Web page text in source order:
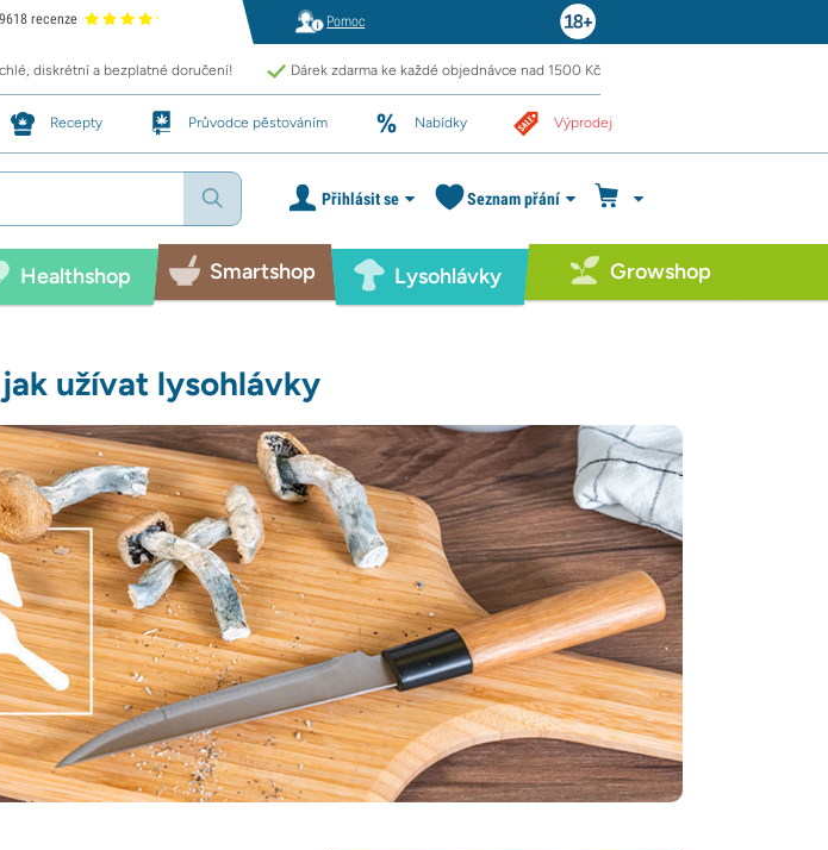
recenze Pomoc
diskrétní a bezplatné doručení! Dárek zdarma ke každé objednávce nad 1500 Kč
Recepty Průvodce pěstováním Nabídky Výprodej
Přihlásit se Seznam přání
Healthshop Smartshop Lysohlávky Growshop
užívat lysohlávky